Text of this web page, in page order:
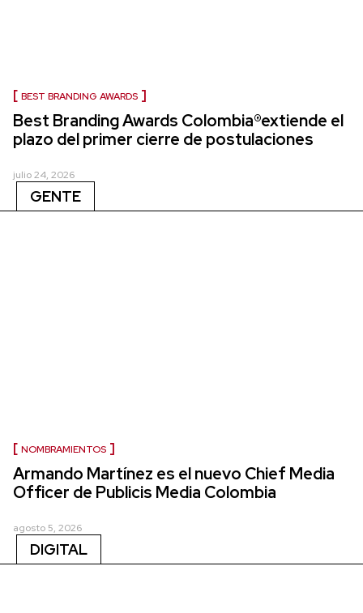
BEST BRANDING AWARDS
Best Branding Awards Colombia®extiende el
plazo del primer cierre de postulaciones
julio 24, 2026
GENTE
NOMBRAMIENTOS
Armando Martínez es el nuevo Chief Media
Officer de Publicis Media Colombia
agosto 5, 2026
DIGITAL